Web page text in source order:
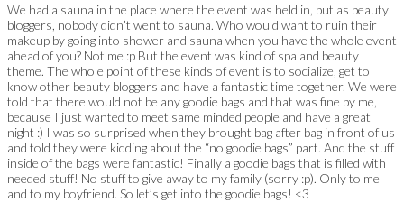
We had a sauna in the place where the event was held in, but as beauty
bloggers, nobody didn’t went to sauna. Who would want to ruin their
makeup by going into shower and sauna when you have the whole event
ahead of you? Not me :p But the event was kind of spa and beauty
theme. The whole point of these kinds of event is to socialize, get to
know other beauty bloggers and have a fantastic time together. We were
told that there would not be any goodie bags and that was fine by me,
because I just wanted to meet same minded people and have a great
night :) I was so surprised when they brought bag after bag in front of us
and told they were kidding about the “no goodie bags” part. And the stuff
inside of the bags were fantastic! Finally a goodie bags that is filled with
needed stuff! No stuff to give away to my family (sorry :p). Only to me
and to my boyfriend. So let’s get into the goodie bags! <3